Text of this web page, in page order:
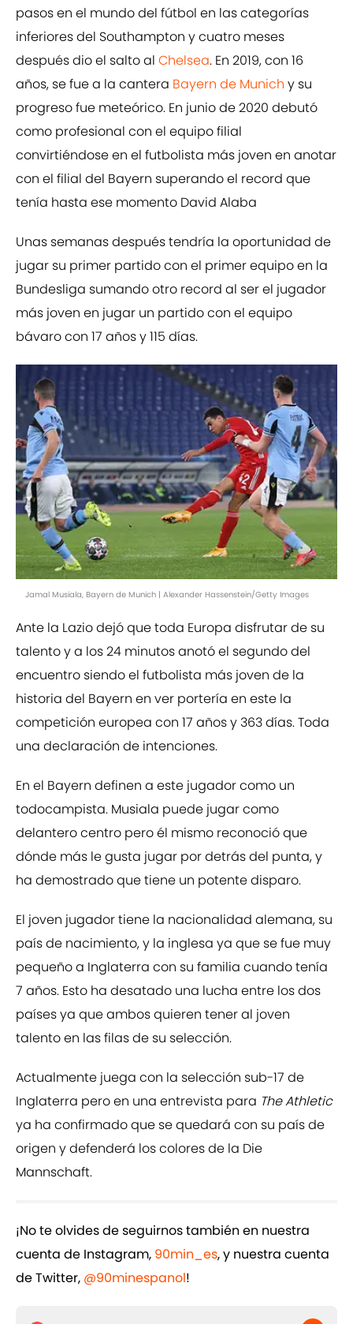
pasos en el mundo del fútbol en las categorías
inferiores del Southampton y cuatro meses
después dio el salto al Chelsea. En 2019, con 16
años, se fue a la cantera Bayern de Munich y su
progreso fue meteórico. En junio de 2020 debutó
como profesional con el equipo filial
convirtiéndose en el futbolista más joven en anotar
con el filial del Bayern superando el record que
tenía hasta ese momento David Alaba
Unas semanas después tendría la oportunidad de
jugar su primer partido con el primer equipo en la
Bundesliga sumando otro record al ser el jugador
más joven en jugar un partido con el equipo
bávaro con 17 años y 115 días.
Jamal Musiala, Bayern de Munich | Alexander Hassenstein/Getty Images
Ante la Lazio dejó que toda Europa disfrutar de su
talento y a los 24 minutos anotó el segundo del
encuentro siendo el futbolista más joven de la
historia del Bayern en ver portería en este la
competición europea con 17 años y 363 días. Toda
una declaración de intenciones.
En el Bayern definen a este jugador como un
todocampista. Musiala puede jugar como
delantero centro pero él mismo reconoció que
dónde más le gusta jugar por detrás del punta, y
ha demostrado que tiene un potente disparo.
El joven jugador tiene la nacionalidad alemana, su
país de nacimiento, y la inglesa ya que se fue muy
pequeño a Inglaterra con su familia cuando tenía
7 años. Esto ha desatado una lucha entre los dos
países ya que ambos quieren tener al joven
talento en las filas de su selección.
Actualmente juega con la selección sub-17 de
Inglaterra pero en una entrevista para The Athletic
ya ha confirmado que se quedará con su país de
origen y defenderá los colores de la Die
Mannschaft.
¡No te olvides de seguirnos también en nuestra
cuenta de Instagram, 90min_es, y nuestra cuenta
de Twitter, @90minespanol!